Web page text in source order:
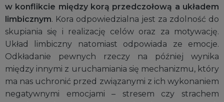
w konflikcie między korą przedczołową a układem
limbicznym. Kora odpowiedzialna jest za zdolność do
skupiania się i realizację celów oraz za motywację.
Układ limbiczny natomiast odpowiada ze emocje.
Odkładanie pewnych rzeczy na później wynika
między innymi z uruchamiania się mechanizmu, który
ma nas uchronić przed związanymi z ich wykonaniem
negatywnymi emocjami – stresem czy strachem